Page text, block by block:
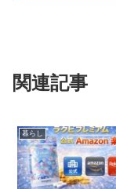
関連記事
暮らし